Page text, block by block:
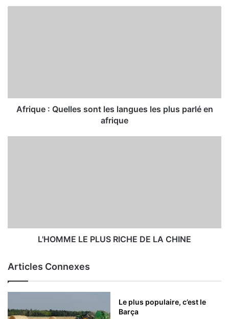
Afrique : Quelles sont les langues les plus parlé en
afrique
L'HOMME LE PLUS RICHE DE LA CHINE
Articles Connexes
Le plus populaire, c’est le
Barça